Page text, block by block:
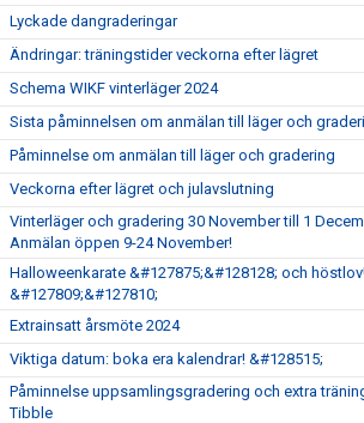
Lyckade dangraderingar
Ändringar: träningstider veckorna efter lägret
Schema WIKF vinterläger 2024
Sista påminnelsen om anmälan till läger och
Påminnelse om anmälan till läger och gradering
Veckorna efter lägret och julavslutning
Vinterläger och gradering 30 November till 1
Anmälan öppen 9-24 November!
Halloweenkarate &#127875;&#128128; och höstlov!
&#127809;&#127810;
Extrainsatt årsmöte 2024
Viktiga datum: boka era kalendrar! &#128515;
Påminnelse uppsamlingsgradering och extra
Tibble